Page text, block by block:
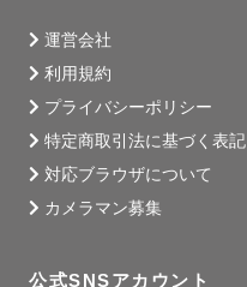
運営会社
利用規約
プライバシーポリシー
特定商取引法に基づく表記
対応ブラウザについて
カメラマン募集
公式SNSアカウント